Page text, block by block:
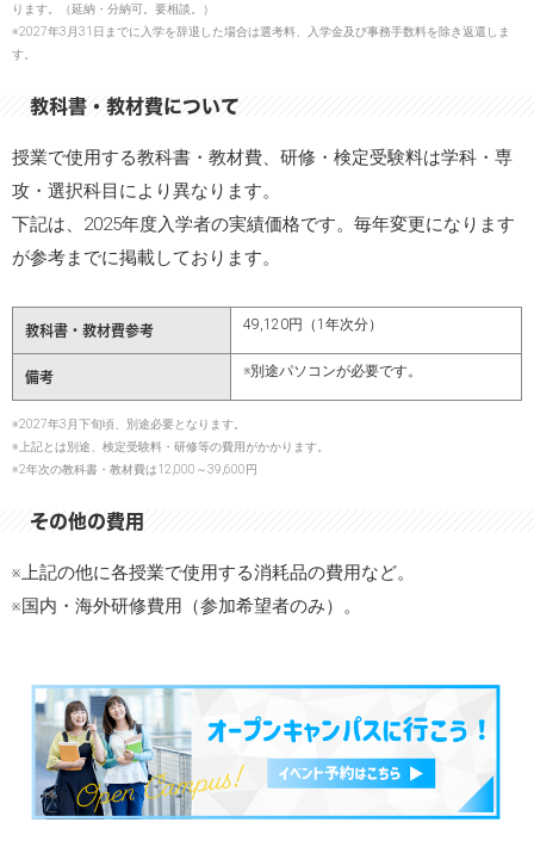
ります。（延納・分納可。要相談。）
※2027年3月31日までに入学を辞退した場合は選考料、入学金及び事務手数料を除き返還しま
す。
教科書・教材費について
授業で使用する教科書・教材費、研修・検定受験料は学科・専
攻・選択科目により異なります。
下記は、2025年度入学者の実績価格です。毎年変更になります
が参考までに掲載しております。
教科書・教材費参考 49,120円（1年次分）
備考 ※別途パソコンが必要です。
※2027年3月下旬頃、別途必要となります。
※上記とは別途、検定受験料・研修等の費用がかかります。
※2年次の教科書・教材費は12,000～39,600円
その他の費用
※上記の他に各授業で使用する消耗品の費用など。
※国内・海外研修費用（参加希望者のみ）。